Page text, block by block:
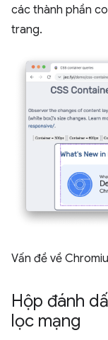
các thành phần
trang.
Vấn đề về
Hộp đánh
lọc mạng